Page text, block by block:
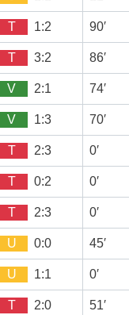
T 1:2 90′
T 3:2 86′
V 2:1 74′
V 1:3 70′
T 2:3 0′
T 0:2 0′
T 2:3 0′
U 0:0 45′
U 1:1 0′
T 2:0 51′